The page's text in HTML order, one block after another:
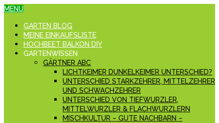
MENU
GARTEN BLOG
MEINE EINKAUFSLISTE
HOCHBEET BALKON DIY
GARTENWISSEN
GÄRTNER ABC
LICHTKEIMER DUNKELKEIMER UNTERSCHIED?
UNTERSCHIED STARKZEHRER, MITTELZEHRER
UND SCHWACHZEHRER
UNTERSCHIED VON TIEFWURZLER,
MITTELWURZLER & FLACHWURZLERN
MISCHKULTUR – GUTE NACHBARN –